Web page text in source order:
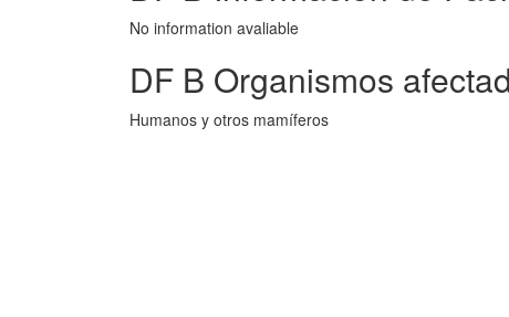
No information avaliable
DF B Organismos
Humanos y otros mamíferos